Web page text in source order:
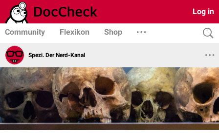
Log in
Community Flexikon Shop
Spezi. Der Nerd-Kanal